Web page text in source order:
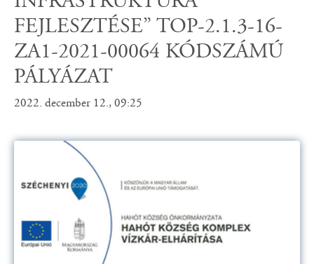
FEJLESZTÉSE” TOP-2.1.3-16-
ZA1-2021-00064 KÓDSZÁMÚ
PÁLYÁZAT
2022. december 12., 09:25